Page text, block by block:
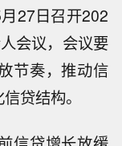
27日召开202
会议，会议要
节奏，推动信
贷结构。